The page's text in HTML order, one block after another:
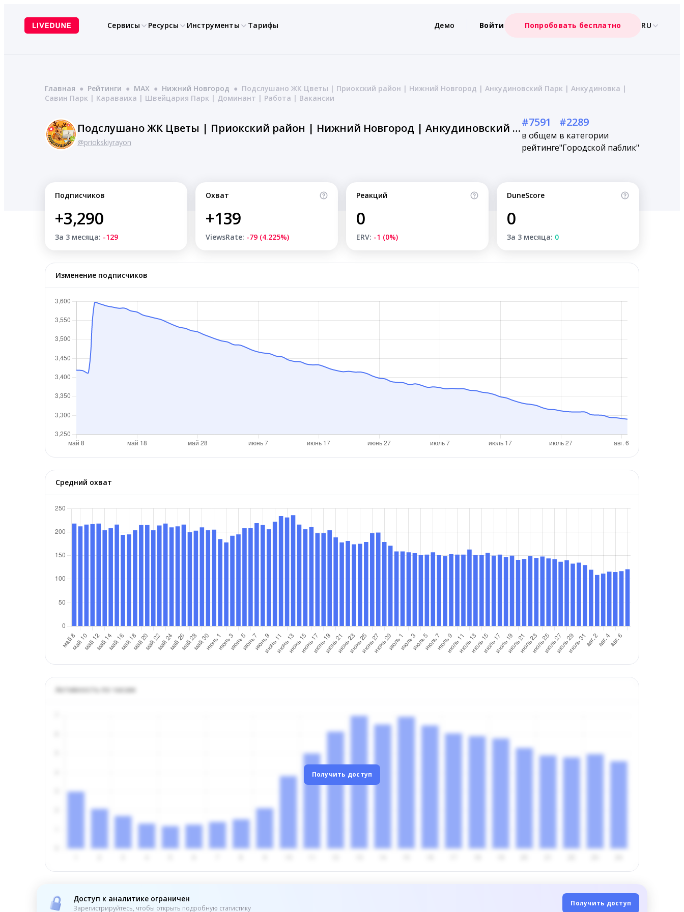
содержимому
Сервисы Ресурсы Инструменты Тарифы Демо Войти Попробовать бесплатно RU
Главная ● Рейтинги ● MAX ● Нижний Новгород ● Подслушано ЖК Цветы | Приокский район | Нижний Новгород | Анкудиновский Парк | Анкудиновка |
Савин Парк | Караваиха | Швейцария Парк | Доминант | Работа | Вакансии
Подслушано ЖК Цветы | Приокский район | Нижний Новгород | Анкудиновский Парк | Анкудиновка | Савин Парк | Караваиха | Швейцария Парк | Доминант | Работа | Вакансии
@priokskiyrayon
#7591
в общем
рейтинге
#2289
в категории
"Городской паблик"
Подписчиков
+3,290
За 3 месяца: -129
Охват
+139
ViewsRate: -79 (4.225%)
Реакций
0
ERV: -1 (0%)
DuneScore
0
За 3 месяца: 0
Изменение подписчиков
Средний охват
Активность по часам
Получить доступ
Доступ к аналитике ограничен
Зарегистрируйтесь, чтобы открыть подробную статистику
Получить доступ